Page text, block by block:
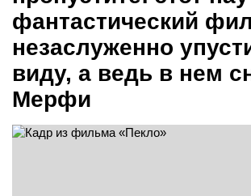
фантастический
незаслуженно
виду, а ведь в нем
Мерфи